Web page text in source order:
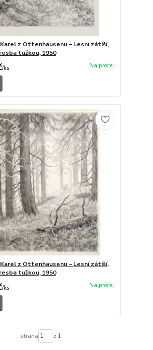
z Ottenhausenu – Lesní zátiší,
tužkou, 1950
/ks
z Ottenhausenu – Lesní zátiší,
tužkou, 1950
/ks
strana z 1